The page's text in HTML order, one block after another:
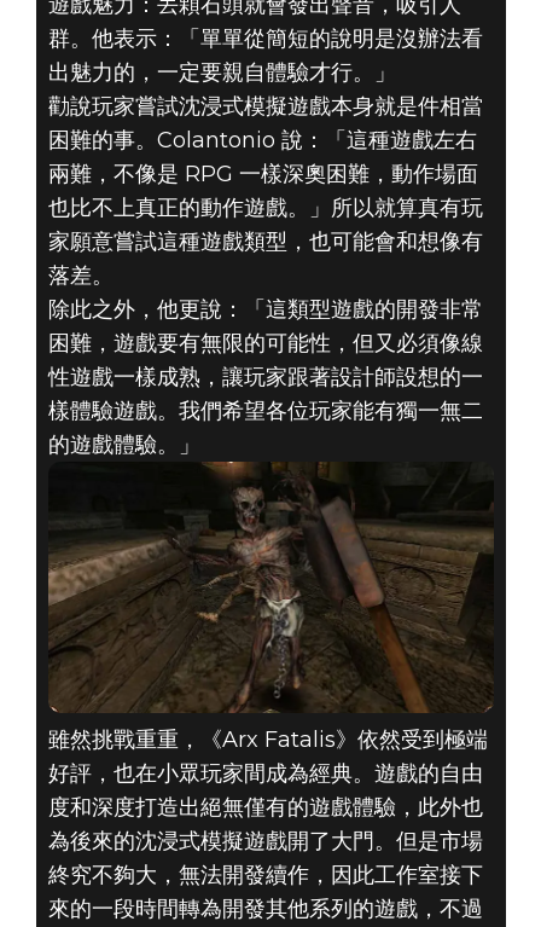
群。他表示：「單單從簡短的說明是沒辦法看
出魅力的，一定要親自體驗才行。」
勸說玩家嘗試沈浸式模擬遊戲本身就是件相當
困難的事。Colantonio 說：「這種遊戲左右
兩難，不像是 RPG 一樣深奧困難，動作場面
也比不上真正的動作遊戲。」所以就算真有玩
家願意嘗試這種遊戲類型，也可能會和想像有
落差。
除此之外，他更說：「這類型遊戲的開發非常
困難，遊戲要有無限的可能性，但又必須像線
性遊戲一樣成熟，讓玩家跟著設計師設想的一
樣體驗遊戲。我們希望各位玩家能有獨一無二
的遊戲體驗。」
雖然挑戰重重，《Arx Fatalis》依然受到極端
好評，也在小眾玩家間成為經典。遊戲的自由
度和深度打造出絕無僅有的遊戲體驗，此外也
為後來的沈浸式模擬遊戲開了大門。但是市場
終究不夠大，無法開發續作，因此工作室接下
來的一段時間轉為開發其他系列的遊戲，不過